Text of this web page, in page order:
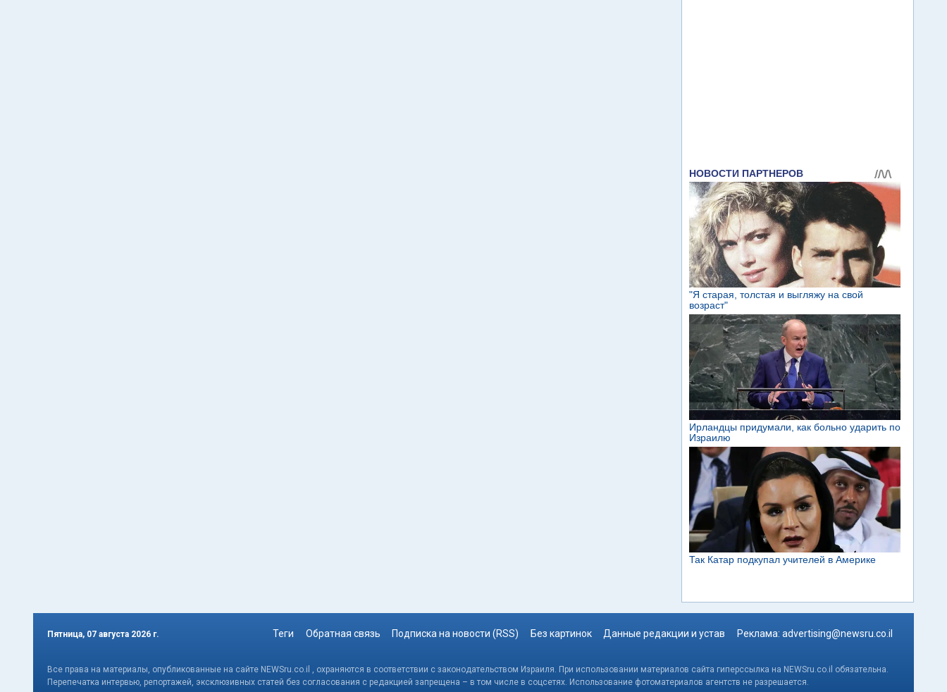
Пятница, 07 августа 2026 г. Теги Обратная связь Подписка на новости (RSS) Без картинок Данные редакции и устав Реклама: advertising@newsru.co.il
Все права на материалы, опубликованные на сайте NEWSru.co.il , охраняются в соответствии с законодательством Израиля. При использовании материалов сайта гиперссылка на NEWSru.co.il обязательна.
Перепечатка интервью, репортажей, эксклюзивных статей без согласования с редакцией запрещена – в том числе в соцсетях. Использование фотоматериалов агентств не разрешается.